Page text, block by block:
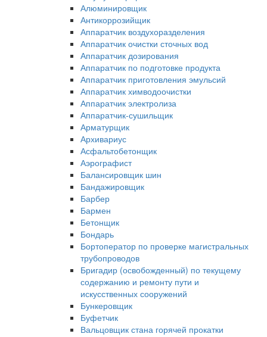
Алюминировщик
Антикоррозийщик
Аппаратчик воздухоразделения
Аппаратчик очистки сточных вод
Аппаратчик дозирования
Аппаратчик по подготовке продукта
Аппаратчик приготовления эмульсий
Аппаратчик химводоочистки
Аппаратчик электролиза
Аппаратчик-сушильщик
Арматурщик
Архивариус
Асфальтобетонщик
Аэрографист
Балансировщик шин
Бандажировщик
Барбер
Бармен
Бетонщик
Бондарь
Бортоператор по проверке магистральных
трубопроводов
Бригадир (освобожденный) по текущему
содержанию и ремонту пути и
искусственных сооружений
Бункеровщик
Буфетчик
Вальцовщик стана горячей прокатки